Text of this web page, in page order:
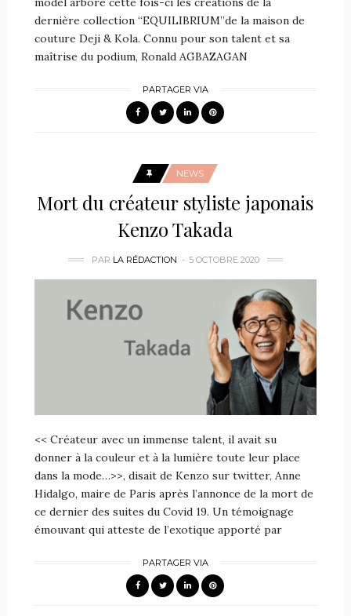
dernière collection “EQUILIBRIUM”de la maison de
couture Deji & Kola. Connu pour son talent et sa
maîtrise du podium, Ronald AGBAZAGAN
PARTAGER VIA
NEWS
Mort du créateur styliste japonais
Kenzo Takada
PAR LA RÉDACTION 5 OCTOBRE 2020
<< Créateur avec un immense talent, il avait su
donner à la couleur et à la lumière toute leur place
dans la mode…>>, disait de Kenzo sur twitter, Anne
Hidalgo, maire de Paris après l’annonce de la mort de
ce dernier des suites du Covid 19. Un témoignage
émouvant qui atteste de l’exotique apporté par
PARTAGER VIA